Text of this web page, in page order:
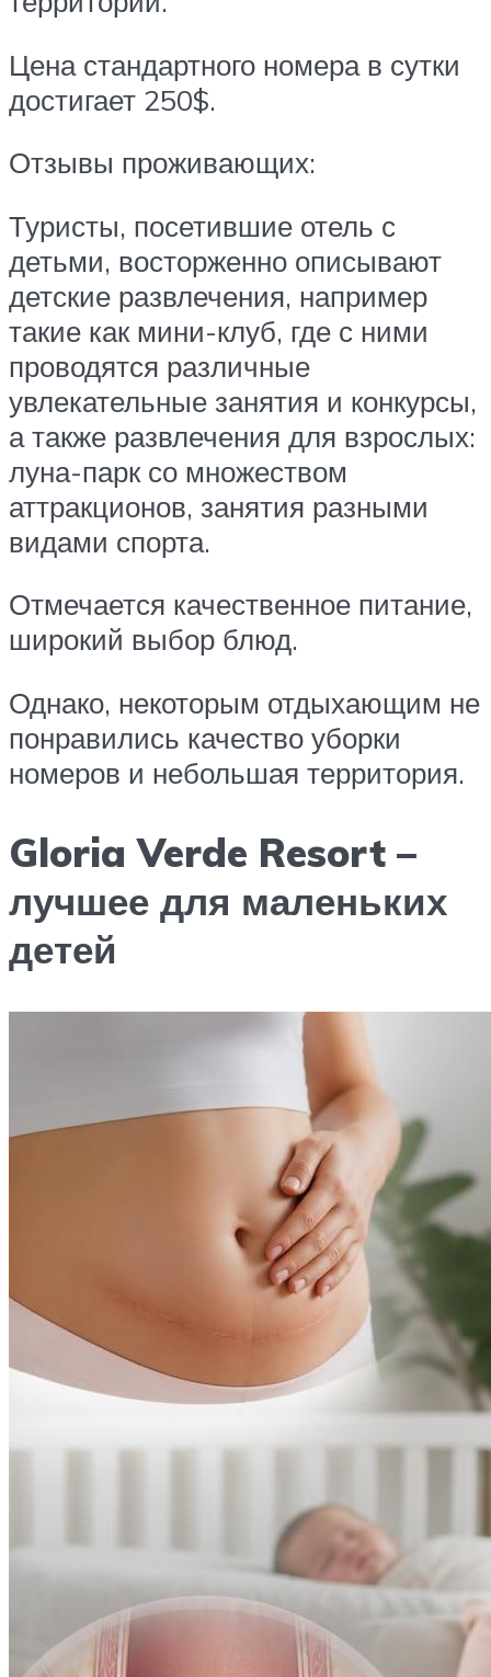
Цена стандартного номера в сутки
достигает 250$.
Отзывы проживающих:
Туристы, посетившие отель с
детьми, восторженно описывают
детские развлечения, например
такие как мини-клуб, где с ними
проводятся различные
увлекательные занятия и конкурсы,
а также развлечения для взрослых:
луна-парк со множеством
аттракционов, занятия разными
видами спорта.
Отмечается качественное питание,
широкий выбор блюд.
Однако, некоторым отдыхающим не
понравились качество уборки
номеров и небольшая территория.
Gloria Verde Resort –
лучшее для маленьких
детей